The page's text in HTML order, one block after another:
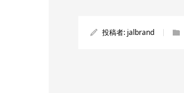
投稿者: jalbrand